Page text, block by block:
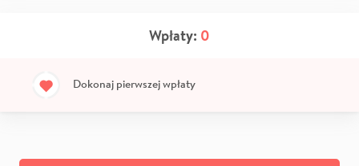
Wpłaty: 0
Dokonaj pierwszej wpłaty